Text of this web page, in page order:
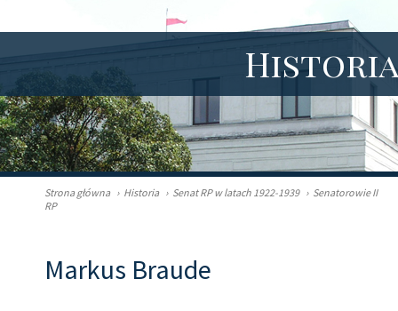
Strona główna › Historia › Senat RP w latach 1922-1939 › Senatorowie II
RP
Markus Braude